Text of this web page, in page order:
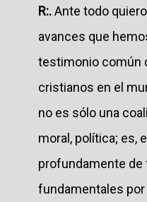
R:.Ante todo
avances que
testimonio común
cristianos en el
no es sólo una
moral, política; es,
profundamente de
fundamentales